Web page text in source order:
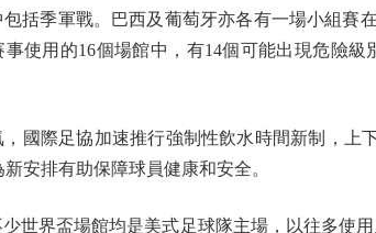
括季軍戰。巴西及葡萄牙亦各有一場小組賽
使用的16個場館中，有14個可能出現危險
際足協加速推行強制性飲水時間新制，上
安排有助保障球員健康和安全。
界盃場館均是美式足球隊主場，以往多使用